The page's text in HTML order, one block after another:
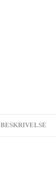
BESKRIVELSE